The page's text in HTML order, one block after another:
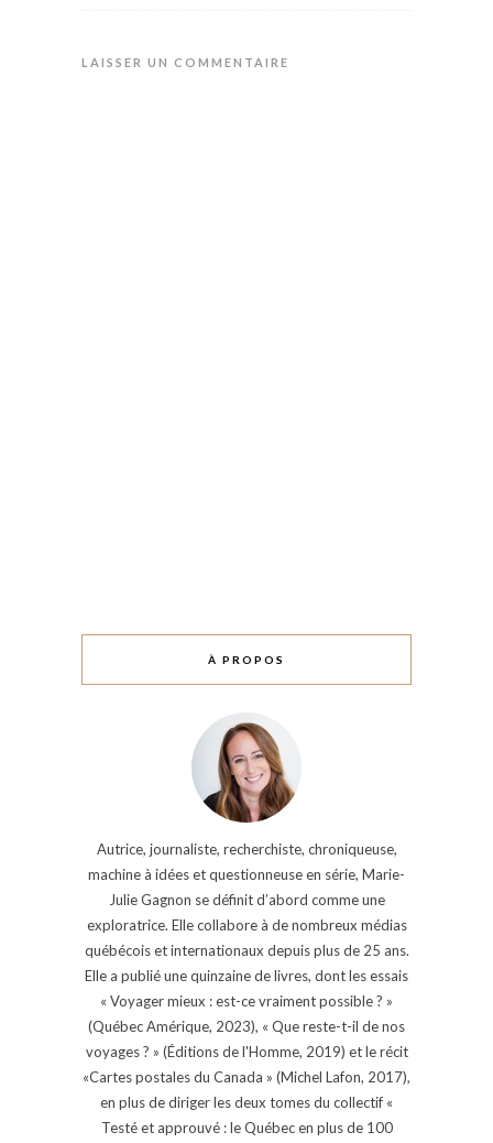
LAISSER UN COMMENTAIRE
À PROPOS
Autrice, journaliste, recherchiste, chroniqueuse,
machine à idées et questionneuse en série, Marie-
Julie Gagnon se définit d’abord comme une
exploratrice. Elle collabore à de nombreux médias
québécois et internationaux depuis plus de 25 ans.
Elle a publié une quinzaine de livres, dont les essais
« Voyager mieux : est-ce vraiment possible ? »
(Québec Amérique, 2023), « Que reste-t-il de nos
voyages ? » (Éditions de l'Homme, 2019) et le récit
«Cartes postales du Canada » (Michel Lafon, 2017),
en plus de diriger les deux tomes du collectif «
Testé et approuvé : le Québec en plus de 100